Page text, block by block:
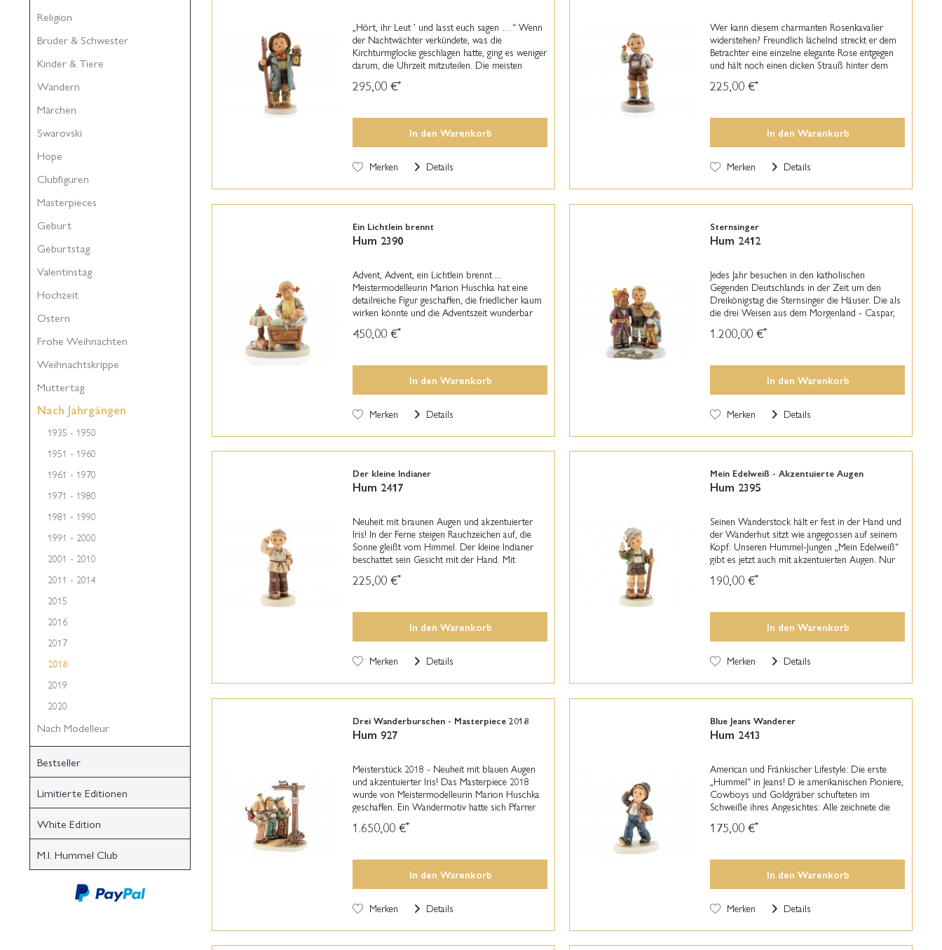
Religion
Bruder & Schwester
Kinder & Tiere
Wandern
Märchen
Swarovski
Hope
Clubfiguren
Masterpieces
Geburt
Geburtstag
Valentinstag
Hochzeit
Ostern
Frohe Weihnachten
Weihnachtskrippe
Muttertag
Nach Jahrgängen
1935 - 1950
1951 - 1960
1961 - 1970
1971 - 1980
1981 - 1990
1991 - 2000
2001 - 2010
2011 - 2014
2015
2016
2017
2018
2019
2020
Nach Modelleur
Bestseller
Limitierte Editionen
White Edition
M.I. Hummel Club
„Hört, ihr Leut ’ und lasst euch sagen …“ Wenn
der Nachtwächter verkündete, was die
Kirchturmglocke geschlagen hatte, ging es weniger
darum, die Uhrzeit mitzuteilen. Die meisten
friedlich in...
295,00 €*
In den Warenkorb
Merken Details
Wer kann diesem charmanten Rosenkavalier
widerstehen? Freundlich lächelnd streckt er dem
Betrachter eine einzelne elegante Rose entgegen
und hält noch einen dicken Strauß hinter dem
noch...
225,00 €*
In den Warenkorb
Merken Details
Ein Lichtlein brennt
Hum 2390
Advent, Advent, ein Lichtlein brennt ...
Meistermodelleurin Marion Huschka hat eine
detailreiche Figur geschaffen, die friedlicher kaum
wirken könnte und die Adventszeit wunderbar
Kerze. Das...
450,00 €*
In den Warenkorb
Merken Details
Sternsinger
Hum 2412
Jedes Jahr besuchen in den katholischen
Gegenden Deutschlands in der Zeit um den
Dreikönigstag die Sternsinger die Häuser. Die als
die drei Weisen aus dem Morgenland - Caspar,
werden...
1.200,00 €*
In den Warenkorb
Merken Details
Der kleine Indianer
Hum 2417
Neuheit mit braunen Augen und akzentuierter
Iris! In der Ferne steigen Rauchzeichen auf, die
Sonne gleißt vom Himmel. Der kleine Indianer
beschattet sein Gesicht mit der Hand. Mit
Adleraugen blickt er über die Hügel der Prärie. In
der...
225,00 €*
In den Warenkorb
Merken Details
Mein Edelweiß - Akzentuierte Augen
Hum 2395
Seinen Wanderstock hält er fest in der Hand und
der Wanderhut sitzt wie angegossen auf seinem
Kopf: Unseren Hummel-Jungen „Mein Edelweiß“
gibt es jetzt auch mit akzentuierten Augen. Nur
eine Handvoll Figuren wurden in dieser Art und...
190,00 €*
In den Warenkorb
Merken Details
Drei Wanderburschen - Masterpiece 2018
Hum 927
Meisterstück 2018 - Neuheit mit blauen Augen
und akzentuierter Iris! Das Masterpiece 2018
wurde von Meistermodelleurin Marion Huschka
geschaffen. Ein Wandermotiv hatte sich Pfarrer
Franziskanerschwester...
1.650,00 €*
In den Warenkorb
Merken Details
Blue Jeans Wanderer
Hum 2413
American und Fränkischer Lifestyle: Die erste
„Hummel“ in Jeans! D ie amerikanischen Pioniere,
Cowboys und Goldgräber schufteten im
Schweiße ihres Angesichtes: Alle zeichnete die
extrem hart zu...
175,00 €*
In den Warenkorb
Merken Details